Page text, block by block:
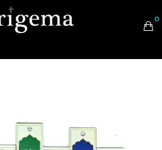
0
Nessun prodotto nel carrello.